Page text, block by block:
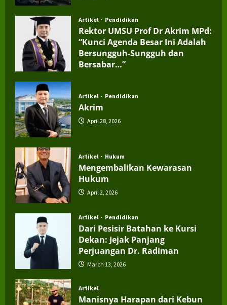
Artikel Pendidikan
Rektor UMSU Prof Dr Akrim MPd:
“Kunci Agenda Besar Ini Adalah
Bersungguh-Sungguh dan
Bersabar…”
Artikel Pendidikan
Akrim
April 28, 2026
Artikel Hukum
Mengembalikan Kewarasan
Hukum
April 2, 2026
Artikel Pendidikan
Dari Pesisir Batahan ke Kursi
Dekan: Jejak Panjang
Perjuangan Dr. Radiman
March 13, 2026
Artikel
Manisnya Harapan dari Kebun